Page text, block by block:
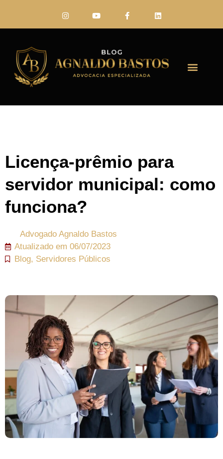
Licença-prêmio para
servidor municipal: como
funciona?
Advogado Agnaldo Bastos
Atualizado em 06/07/2023
Blog, Servidores Públicos